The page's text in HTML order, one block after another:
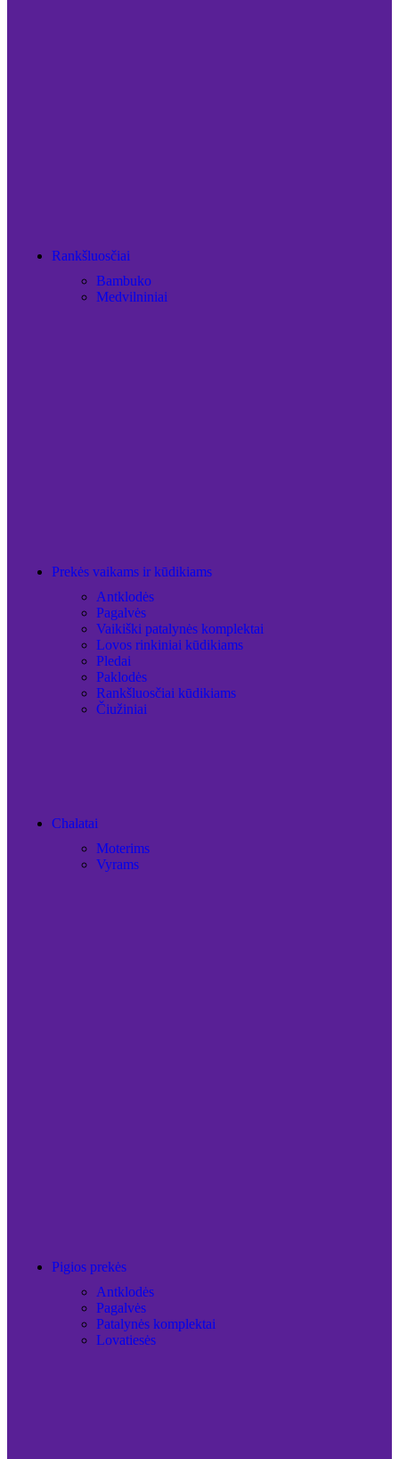
Rankšluosčiai
Bambuko
Medvilniniai
Prekės vaikams ir kūdikiams
Antklodės
Pagalvės
Vaikiški patalynės komplektai
Lovos rinkiniai kūdikiams
Pledai
Paklodės
Rankšluosčiai kūdikiams
Čiužiniai
Chalatai
Moterims
Vyrams
Pigios prekės
Antklodės
Pagalvės
Patalynės komplektai
Lovatiesės